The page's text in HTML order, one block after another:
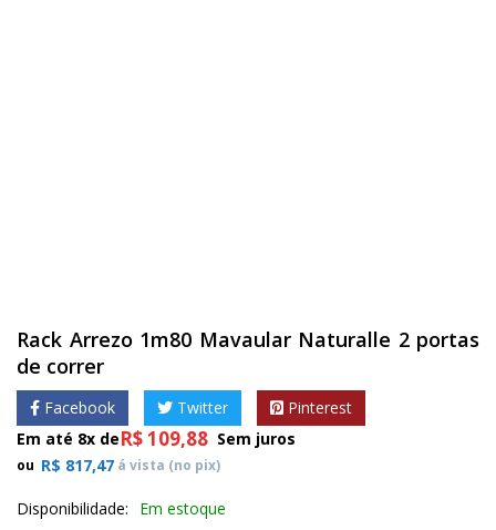
Rack Arrezo 1m80 Mavaular Naturalle 2 portas
de correr
Facebook Twitter
Pinterest
Em até 8x deR$109,88 Sem juros
ou R$ 817,47 á vista (no pix)
Disponibilidade: Em estoque